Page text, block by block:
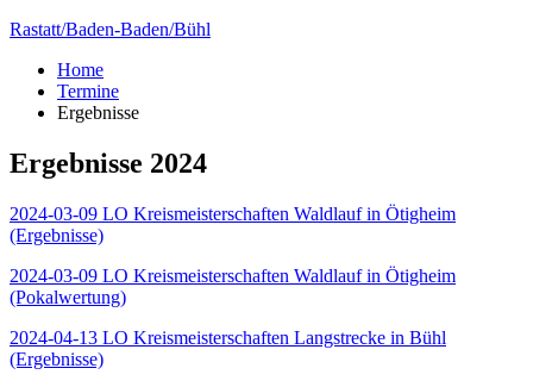
Rastatt/Baden-Baden/Bühl
Home
Termine
Ergebnisse
Ergebnisse 2024
2024-03-09 LO Kreismeisterschaften Waldlauf in Ötigheim
(Ergebnisse)
2024-03-09 LO Kreismeisterschaften Waldlauf in Ötigheim
(Pokalwertung)
2024-04-13 LO Kreismeisterschaften Langstrecke in Bühl
(Ergebnisse)